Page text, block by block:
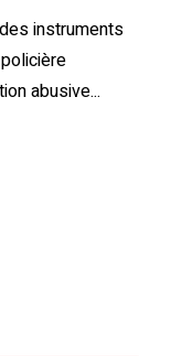
instruments
abusive...